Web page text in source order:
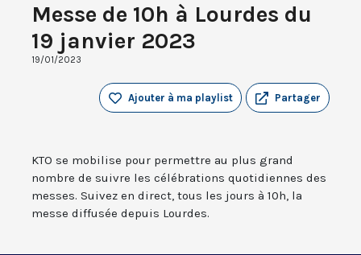
Messe de 10h à Lourdes du
19 janvier 2023
19/01/2023
Partager
Ajouter à ma playlist
KTO se mobilise pour permettre au plus grand
nombre de suivre les célébrations quotidiennes des
messes. Suivez en direct, tous les jours à 10h, la
messe diffusée depuis Lourdes.